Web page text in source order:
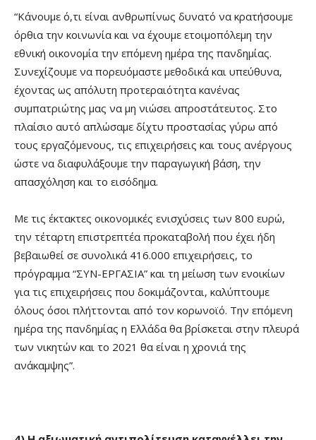
“Κάνουμε ό,τι είναι ανθρωπίνως δυνατό να κρατήσουμε
όρθια την κοινωνία και να έχουμε ετοιμοπόλεμη την
εθνική οικονομία την επόμενη ημέρα της πανδημίας.
Συνεχίζουμε να πορευόμαστε μεθοδικά και υπεύθυνα,
έχοντας ως απόλυτη προτεραιότητα κανένας
συμπατριώτης μας να μη νιώσει απροστάτευτος. Στο
πλαίσιο αυτό απλώσαμε δίχτυ προστασίας γύρω από
τους εργαζόμενους, τις επιχειρήσεις και τους ανέργους
ώστε να διαφυλάξουμε την παραγωγική βάση, την
απασχόληση και το εισόδημα.
Με τις έκτακτες οικονομικές ενισχύσεις των 800 ευρώ,
την τέταρτη επιστρεπτέα προκαταβολή που έχει ήδη
βεβαιωθεί σε συνολικά 416.000 επιχειρήσεις, το
πρόγραμμα “ΣΥΝ-ΕΡΓΑΣΙΑ” και τη μείωση των ενοικίων
για τις επιχειρήσεις που δοκιμάζονται, καλύπτουμε
όλους όσοι πλήττονται από τον κορωνοϊό. Την επόμενη
ημέρα της πανδημίας η Ελλάδα θα βρίσκεται στην πλευρά
των νικητών και το 2021 θα είναι η χρονιά της
ανάκαμψης”.